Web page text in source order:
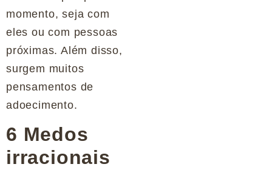
momento, seja com
eles ou com pessoas
próximas. Além disso,
surgem muitos
pensamentos de
adoecimento.
6 Medos
irracionais